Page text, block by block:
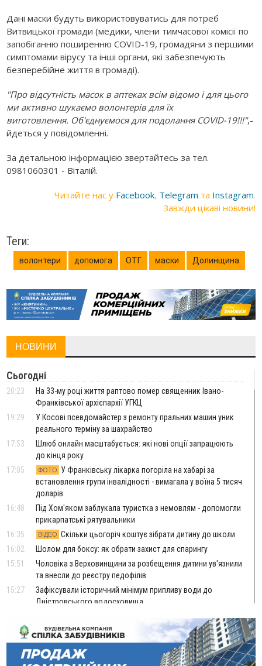
Дані маски будуть використовуватись для потреб
Витвицької громади (медики, члени тимчасової комісії по
запобіганню поширенню COVID-19, громадяни з першими
симптомами вірусу та інші органи, які забезпечують
безперебійне життя в громаді).
"Про відсутність масок в аптеках всім відомо і для цього
ми активно шукаємо волонтерів для їх
виготовлення. Об'єднуємося для подолання COVID-19!!!",-
йдеться у повідомленні.
За детальною інформацією звертайтесь за тел.
0981060301 - Віталій.
Читайте нас у Facebook, Telegram та Instagram.
Завжди цікаві новини!
Теги:
волонтери допомога ОТГ маски Долинщина
НОВИНИ
Сьогодні
20:23
На 33-му році життя раптово помер священник Івано-
Франківської архієпархії УГКЦ
19:29
У Косові псевдомайстер з ремонту пральних машин уник
реального терміну за шахрайство
17:53
Шлюб онлайн масштабується: які нові опції запрацюють
до кінця року
17:05
ФОТО
У Франківську лікарка погоріла на хабарі за
встановлення групи інвалідності - вимагала у воїна 5 тисяч
доларів
16:48
Під Хом'яком заблукала туристка з немовлям - допомогли
прикарпатські рятувальники
16:35
ВІДЕО Скільки цьогоріч коштує зібрати дитину до школи
16:02
Шолом для боксу: як обрати захист для спарингу
15:51
Чоловіка з Верховинщини за розбещення дитини ув'язнили
та внесли до реєстру педофілів
15:27
Зафіксували історичний мінімум припливу води до
Дністровського водосховища
Керівник відділу прокуратури, депутат і чиновники:
стало відомо, хто фігурує у справі про дерибан лісу біля
Буковелю
14:33
ТОП крафтових витриманих сирів українського